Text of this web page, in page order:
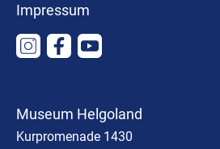
Impressum
Museum Helgoland
Kurpromenade 1430